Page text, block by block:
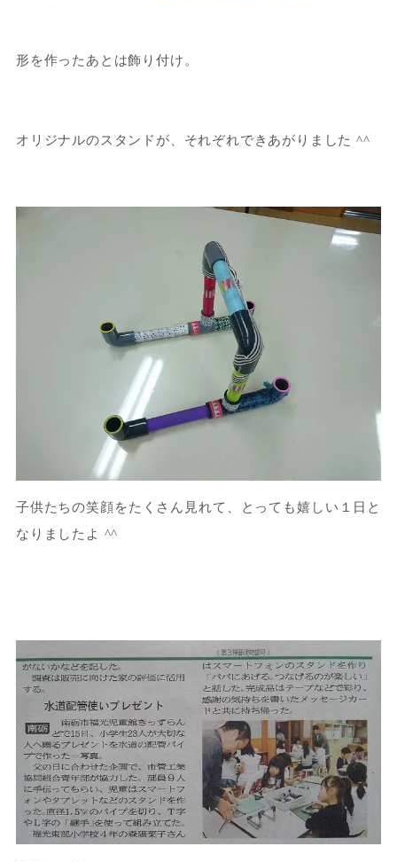
形を作ったあとは飾り付け。
オリジナルのスタンドが、それぞれできあがりました ^^
子供たちの笑顔をたくさん見れて、とっても嬉しい１日と
なりましたよ ^^